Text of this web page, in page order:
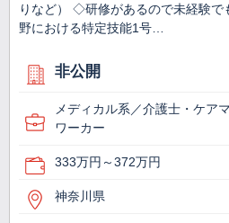
りなど） ◇研修があるので未経験
野における特定技能1号…
非公開
メディカル系／介護士・ケア
ワーカー
333万円～372万円
神奈川県